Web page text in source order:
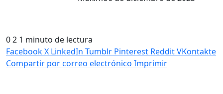
02 1 minuto de lectura
FacebookX LinkedIn Tumblr Pinterest RedditVKontakte
Compartir por correo electrónico Imprimir